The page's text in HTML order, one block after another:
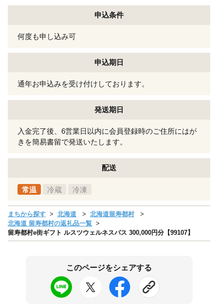
申込条件
何度も申し込み可
申込期日
通年お申込みを受け付けしております。
発送期日
入金完了後、6営業日以内に会員登録時のご住所にはが
きを簡易書留で発送いたします。
配送
常温 冷蔵 冷凍
まちから探す 北海道
北海道留寿都村
北海道 留寿都村の返礼品一覧
留寿都村e街ギフト ルスツウェルネスパス 300,000円分【99107】
このページをシェアする